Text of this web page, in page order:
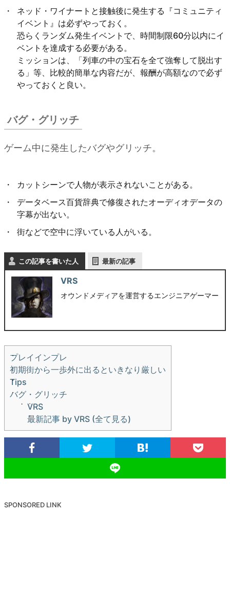
ネッド・ワイナートと接触後に発生する『コミュニティ
イベント』は必ずやっておく。
恐らくランダム発生イベントで、時間制限60分以内にイ
ベントを達成する必要がある。
ミッションは、「列車の中の宝石を全て強奪して脱出す
る」等、比較的簡単な内容だが、報酬が高額なので必ず
やっておくと良い。
バグ・グリッチ
ゲーム中に発生したバグやグリッチ。
カットシーンで人物が表示されないことがある。
データベース百貨辞典で修復されたオーディオデータの
字幕が出ない。
街などで空中に浮いている人がいる。
この記事を書いた人 最新の記事
VRS
オウンドメディアを運営するエンジニアゲーマー
プレイインプレ
初期街から一歩外に出るといきなり厳しい
Tips
バグ・グリッチ
VRS
最新記事 by VRS (全て見る)
SPONSORED LINK